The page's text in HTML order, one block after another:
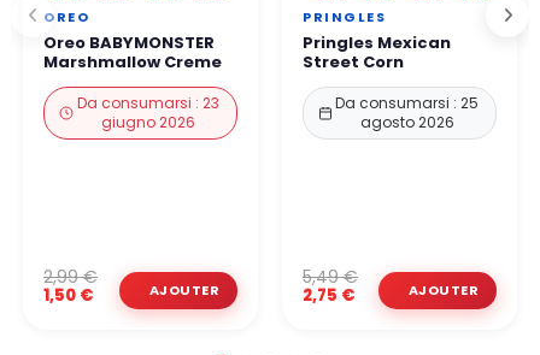
OREO
Oreo BABYMONSTER
Marshmallow Creme
Da consumarsi : 23
giugno 2026
1,50 €
2,99 €
PRINGLES
Pringles Mexican
Street Corn
Da consumarsi : 25
agosto 2026
2,75 €
5,49 €